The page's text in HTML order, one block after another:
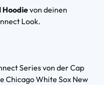
Hoodievon deinen
Look.
Series von der Cap
Chicago White Sox New